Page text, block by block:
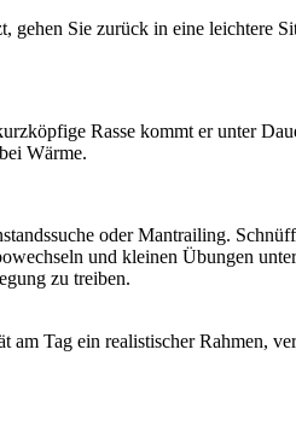
Sie zurück in eine leichtere
Rasse kommt er unter
Wärme.
oder Mantrailing.
und kleinen Übungen
zu treiben.
Tag ein realistischer Rahmen,